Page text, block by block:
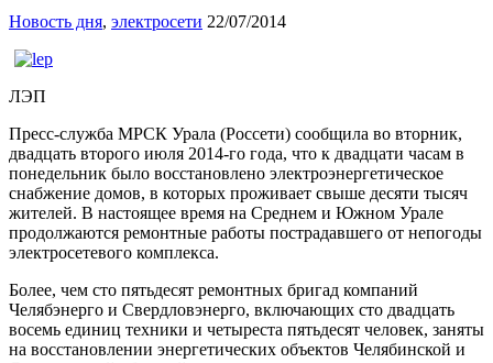
Новость дня, электросети 22/07/2014
ЛЭП
Пресс-служба МРСК Урала (Россети) сообщила во вторник,
двадцать второго июля 2014-го года, что к двадцати часам в
понедельник было восстановлено электроэнергетическое
снабжение домов, в которых проживает свыше десяти тысяч
жителей. В настоящее время на Среднем и Южном Урале
продолжаются ремонтные работы пострадавшего от непогоды
электросетевого комплекса.
Более, чем сто пятьдесят ремонтных бригад компаний
Челябэнерго и Свердловэнерго, включающих сто двадцать
восемь единиц техники и четыреста пятьдесят человек, заняты
на восстановлении энергетических объектов Челябинской и